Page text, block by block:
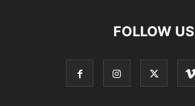
FOLLOW US